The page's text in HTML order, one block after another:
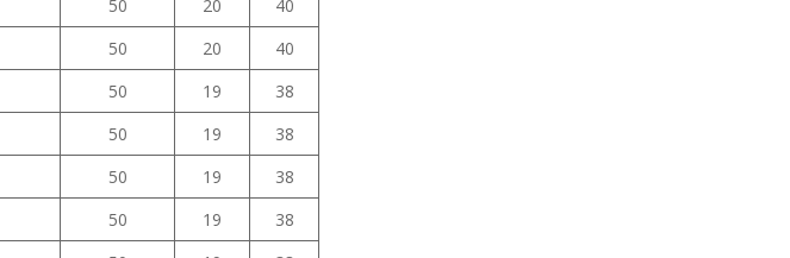
50 20
40
50 19
38
50 19
38
50 19
38
50 19
38